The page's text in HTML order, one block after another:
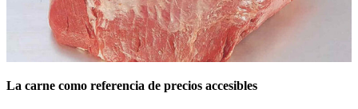
La carne como referencia de precios accesibles